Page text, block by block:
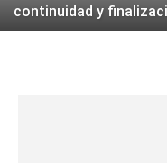
continuidad y